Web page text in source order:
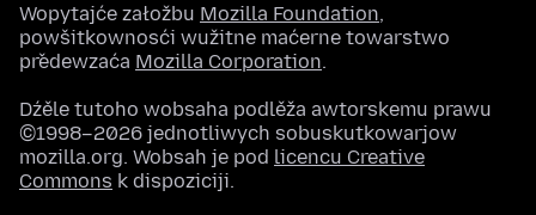
Wopytajće załožbu Mozilla Foundation,
powšitkownosći wužitne maćerne towarstwo
předewzaća Mozilla Corporation.
Dźěle tutoho wobsaha podlěža awtorskemu prawu
©1998–2026 jednotliwych sobuskutkowarjow
mozilla.org. Wobsah je pod licencu Creative
Commons k dispoziciji.